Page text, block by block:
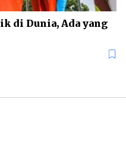
di Dunia, Ada yang